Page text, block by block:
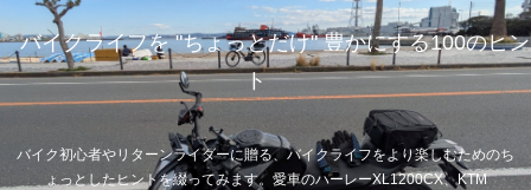
バイクライフを "ちょっとだけ" 豊かにする100のヒン
ト
バイク初心者やリターンライダーに贈る、バイクライフをより楽しむためのち
ょっとしたヒントを綴ってみます。愛車のハーレーXL1200CX、KTM